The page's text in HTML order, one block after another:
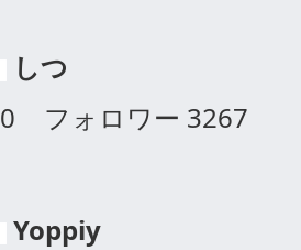
しつ
0
フォロワー 3267
Yoppiy